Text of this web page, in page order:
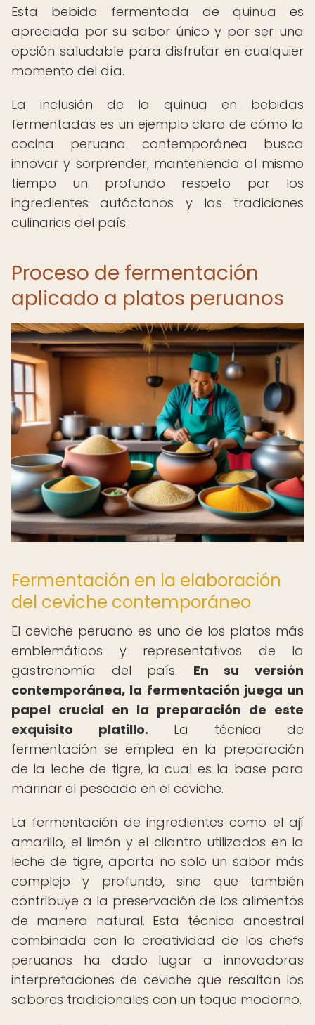
Esta bebida fermentada de quinua es
apreciada por su sabor único y por ser una
opción saludable para disfrutar en cualquier
momento del día.
La inclusión de la quinua en bebidas
fermentadas es un ejemplo claro de cómo la
cocina peruana contemporánea busca
innovar y sorprender, manteniendo al mismo
tiempo un profundo respeto por los
ingredientes autóctonos y las tradiciones
culinarias del país.
Proceso de fermentación
aplicado a platos peruanos
Fermentación en la elaboración
del ceviche contemporáneo
El ceviche peruano es uno de los platos más
emblemáticos y representativos de la
gastronomía del país. En su versión
contemporánea, la fermentación juega un
papel crucial en la preparación de este
exquisito platillo. La técnica de
fermentación se emplea en la preparación
de la leche de tigre, la cual es la base para
marinar el pescado en el ceviche.
La fermentación de ingredientes como el ají
amarillo, el limón y el cilantro utilizados en la
leche de tigre, aporta no solo un sabor más
complejo y profundo, sino que también
contribuye a la preservación de los alimentos
de manera natural. Esta técnica ancestral
combinada con la creatividad de los chefs
peruanos ha dado lugar a innovadoras
interpretaciones de ceviche que resaltan los
sabores tradicionales con un toque moderno.